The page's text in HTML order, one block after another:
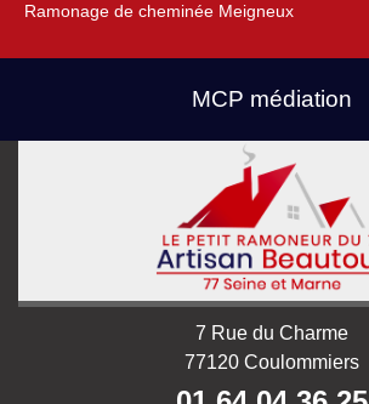
Ramonage de cheminée Meigneux
MCP médiation
7 Rue du Charme
77120 Coulommiers